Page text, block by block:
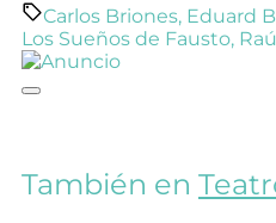
Carlos Briones, Eduard
Los Sueños de Fausto,
También en